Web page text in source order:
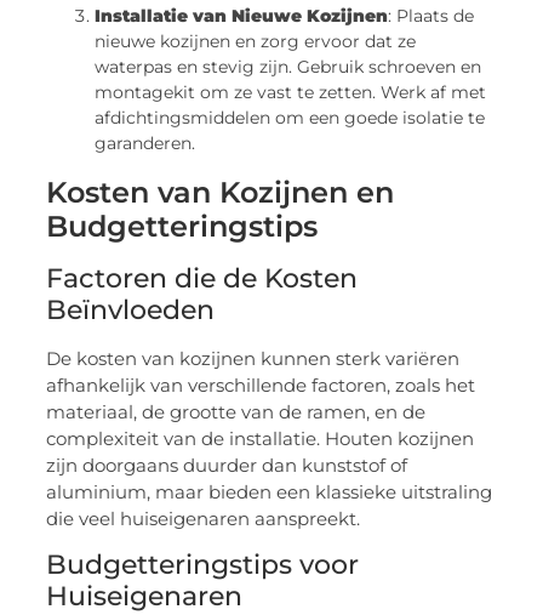
Installatie van Nieuwe Kozijnen: Plaats de
nieuwe kozijnen en zorg ervoor dat ze
waterpas en stevig zijn. Gebruik schroeven en
montagekit om ze vast te zetten. Werk af met
afdichtingsmiddelen om een goede isolatie te
garanderen.
Kosten van Kozijnen en
Budgetteringstips
Factoren die de Kosten
Beïnvloeden
De kosten van kozijnen kunnen sterk variëren
afhankelijk van verschillende factoren, zoals het
materiaal, de grootte van de ramen, en de
complexiteit van de installatie. Houten kozijnen
zijn doorgaans duurder dan kunststof of
aluminium, maar bieden een klassieke uitstraling
die veel huiseigenaren aanspreekt.
Budgetteringstips voor
Huiseigenaren